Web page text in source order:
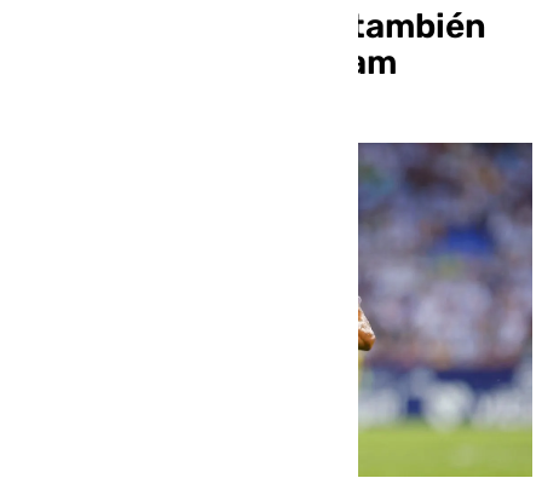
El Málaga se plantea también
una cesión para Haitam